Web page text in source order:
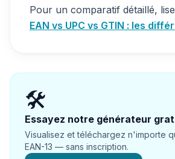
Pour un comparatif détaillé,
EAN vs UPC vs GTIN : les
🛠️
Essayez notre générateur
Visualisez et téléchargez n'importe
EAN-13 — sans inscription.